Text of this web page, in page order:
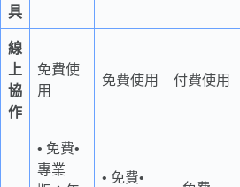
具
線
上
協
作
免費使
用
免費使用 付費使用
• 免費•
專業
• 免費•